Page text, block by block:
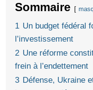
Sommaire
1 Un budget fédéral
l’investissement
2 Une réforme
frein à l’endettement
3 Défense, Ukraine